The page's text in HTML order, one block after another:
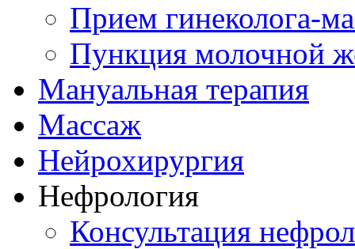
Прием гинеколога-
Пункция молочной
Мануальная терапия
Массаж
Нейрохирургия
Нефрология
Консультация